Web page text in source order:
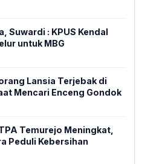
Suwardi : KPUS Kendal
untuk MBG
Lansia Terjebak di
Mencari Enceng Gondok
Temurejo Meningkat,
Peduli Kebersihan